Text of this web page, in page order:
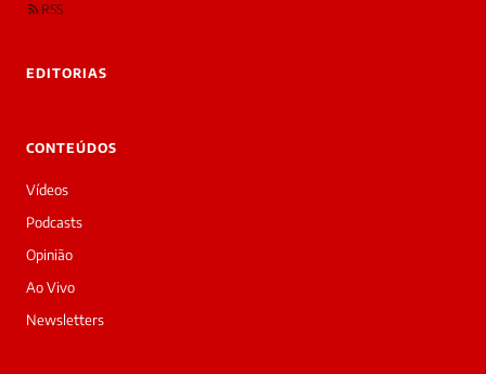
RSS
EDITORIAS
CONTEÚDOS
Vídeos
Podcasts
Opinião
Ao Vivo
Newsletters